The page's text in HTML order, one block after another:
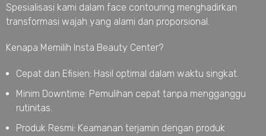
Spesialisasi kami dalam face contouring menghadirkan
transformasi wajah yang alami dan proporsional.
Kenapa Memilih Insta Beauty Center?
Cepat dan Efisien: Hasil optimal dalam waktu singkat.
Minim Downtime: Pemulihan cepat tanpa mengganggu
rutinitas.
Produk Resmi: Keamanan terjamin dengan produk